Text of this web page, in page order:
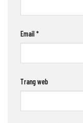
Email*
Trang web